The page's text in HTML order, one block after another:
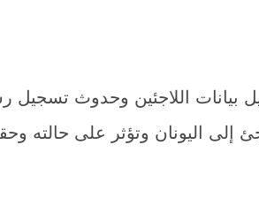
بيانات اللاجئين وحدوث تسجيل
إلى اليونان وتؤثر على حالته